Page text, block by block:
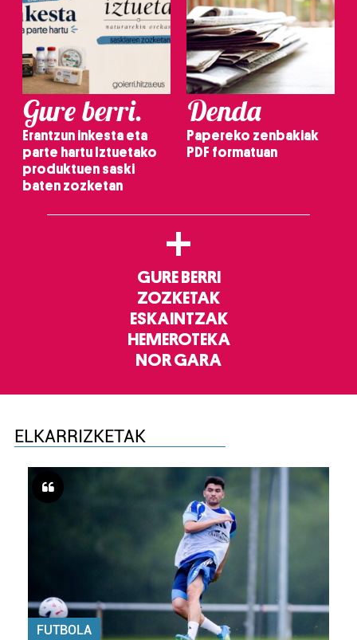
Gure berri.
Erantzun inkesta eta
parte hartu Iztuetako
produktuen saski
baten zozketan
Denda
Papereko zenbakiak
PDF formatuan
+
GURE BERRI
ZOZKETAK
ESKAINTZAK
HEMEROTEKA
NOR GARA
ELKARRIZKETAK
FUTBOLA